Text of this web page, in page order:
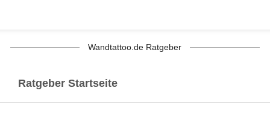
Wandtattoo.de Ratgeber
Ratgeber Startseite